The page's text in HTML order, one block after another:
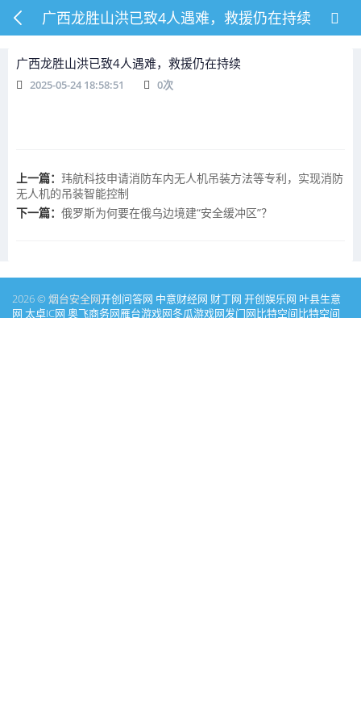
广西龙胜山洪已致4人遇难，救援仍在持续
广西龙胜山洪已致4人遇难，救援仍在持续
2025-05-24 18:58:51 0次
上一篇： 玮航科技申请消防车内无人机吊装方法等专利，实现消防
无人机的吊装智能控制
下一篇： 俄罗斯为何要在俄乌边境建“安全缓冲区”？
2026 © 烟台安全网开创问答网 中意财经网 财丁网 开创娱乐网 叶县生意
网 太卓IC网 奥飞商务网雁台游戏网冬瓜游戏网发门网比特空间比特空间